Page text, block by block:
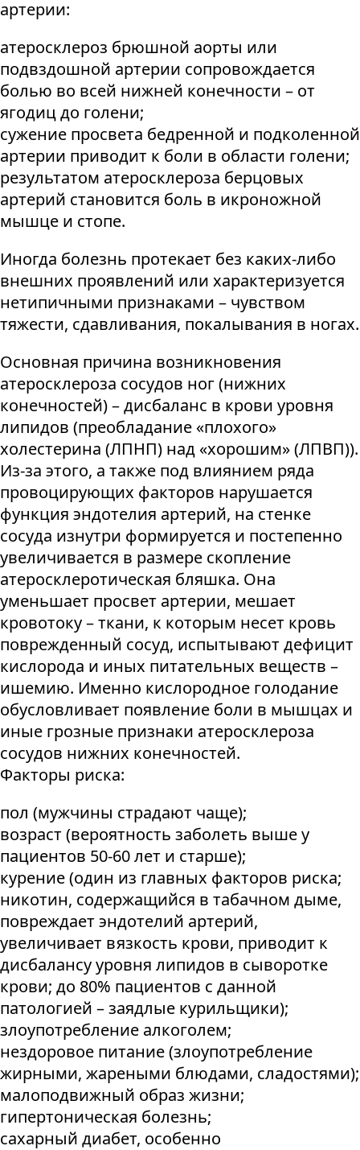
артерии:
атеросклероз брюшной аорты или
подвздошной артерии сопровождается
болью во всей нижней конечности – от
ягодиц до голени;
сужение просвета бедренной и подколенной
артерии приводит к боли в области голени;
результатом атеросклероза берцовых
артерий становится боль в икроножной
мышце и стопе.
Иногда болезнь протекает без каких-либо
внешних проявлений или характеризуется
нетипичными признаками – чувством
тяжести, сдавливания, покалывания в ногах.
Основная причина возникновения
атеросклероза сосудов ног (нижних
конечностей) – дисбаланс в крови уровня
липидов (преобладание «плохого»
холестерина (ЛПНП) над «хорошим» (ЛПВП)).
Из-за этого, а также под влиянием ряда
провоцирующих факторов нарушается
функция эндотелия артерий, на стенке
сосуда изнутри формируется и постепенно
увеличивается в размере скопление
атеросклеротическая бляшка. Она
уменьшает просвет артерии, мешает
кровотоку – ткани, к которым несет кровь
поврежденный сосуд, испытывают дефицит
кислорода и иных питательных веществ –
ишемию. Именно кислородное голодание
обусловливает появление боли в мышцах и
иные грозные признаки атеросклероза
сосудов нижних конечностей.
Факторы риска:
пол (мужчины страдают чаще);
возраст (вероятность заболеть выше у
пациентов 50-60 лет и старше);
курение (один из главных факторов риска;
никотин, содержащийся в табачном дыме,
повреждает эндотелий артерий,
увеличивает вязкость крови, приводит к
дисбалансу уровня липидов в сыворотке
крови; до 80% пациентов с данной
патологией – заядлые курильщики);
злоупотребление алкоголем;
нездоровое питание (злоупотребление
жирными, жареными блюдами, сладостями);
малоподвижный образ жизни;
гипертоническая болезнь;
сахарный диабет, особенно